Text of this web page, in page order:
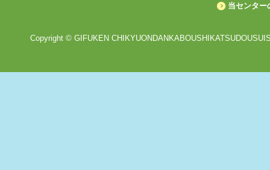
当センター
Copyright © GIFUKEN